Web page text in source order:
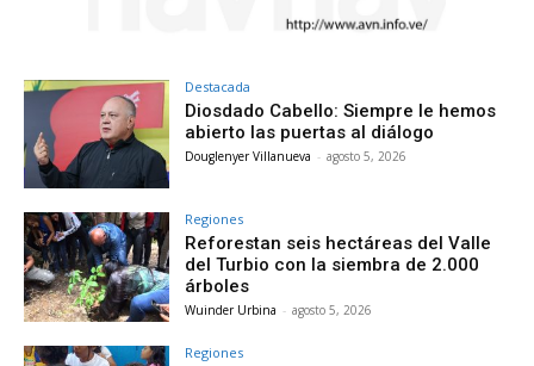
Destacada
Diosdado Cabello: Siempre le hemos
abierto las puertas al diálogo
Douglenyer Villanueva - agosto 5, 2026
Regiones
Reforestan seis hectáreas del Valle
del Turbio con la siembra de 2.000
árboles
Wuinder Urbina - agosto 5, 2026
Regiones